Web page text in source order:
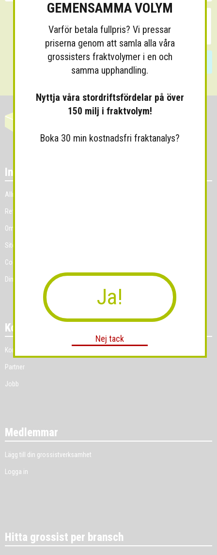
Information
Allmänna villkor
Referenskunder
Om Grossist.se
Sitemap
Cookies
Dina Cookie-prefenser
Kontakt
Kontakt
Partner
Jobb
Medlemmar
Lägg till din grossistverksamhet
Logga in
Hitta grossist per bransch
GEMENSAMMA VOLYM
Varför betala fullpris? Vi pressar
priserna genom att samla alla våra
grossisters fraktvolymer i en och
samma upphandling.
Nyttja våra stordriftsfördelar på över
150 milj i fraktvolym!
Boka 30 min kostnadsfri fraktanalys?
Ja!
Nej tack